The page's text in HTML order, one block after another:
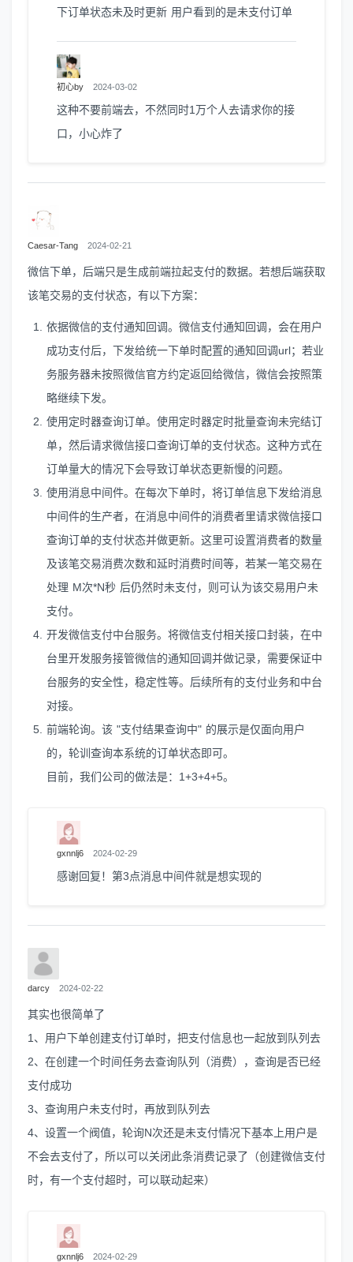
下订单状态未及时更新 用户看到的是未支付订单
初心by 2024-03-02
这种不要前端去，不然同时1万个人去请求你的接
口，小心炸了
Caesar-Tang 2024-02-21
微信下单，后端只是生成前端拉起支付的数据。若想后端获取
该笔交易的支付状态，有以下方案：
依据微信的支付通知回调。微信支付通知回调，会在用户
成功支付后，下发给统一下单时配置的通知回调url；若业
务服务器未按照微信官方约定返回给微信，微信会按照策
略继续下发。
使用定时器查询订单。使用定时器定时批量查询未完结订
单，然后请求微信接口查询订单的支付状态。这种方式在
订单量大的情况下会导致订单状态更新慢的问题。
使用消息中间件。在每次下单时，将订单信息下发给消息
中间件的生产者，在消息中间件的消费者里请求微信接口
查询订单的支付状态并做更新。这里可设置消费者的数量
及该笔交易消费次数和延时消费时间等，若某一笔交易在
处理 M次*N秒 后仍然时未支付，则可认为该交易用户未
支付。
开发微信支付中台服务。将微信支付相关接口封装，在中
台里开发服务接管微信的通知回调并做记录，需要保证中
台服务的安全性，稳定性等。后续所有的支付业务和中台
对接。
前端轮询。该 "支付结果查询中" 的展示是仅面向用户
的，轮训查询本系统的订单状态即可。
目前，我们公司的做法是：1+3+4+5。
gxnnlj6 2024-02-29
感谢回复！第3点消息中间件就是想实现的
darcy 2024-02-22
其实也很简单了
1、用户下单创建支付订单时，把支付信息也一起放到队列去
2、在创建一个时间任务去查询队列（消费），查询是否已经
支付成功
3、查询用户未支付时，再放到队列去
4、设置一个阀值，轮询N次还是未支付情况下基本上用户是
不会去支付了，所以可以关闭此条消费记录了（创建微信支付
时，有一个支付超时，可以联动起来）
gxnnlj6 2024-02-29